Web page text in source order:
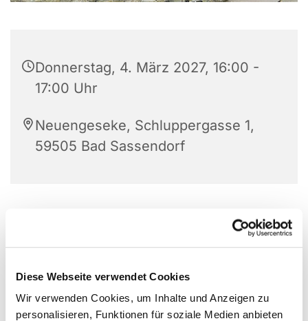
Diese Webseite verwendet Cookies
Wir verwenden Cookies, um Inhalte und Anzeigen zu
personalisieren, Funktionen für soziale Medien anbieten
Donnerstag, 4. März 2027, 16:00 -
17:00 Uhr
Neuengeseke, Schluppergasse 1,
59505 Bad Sassendorf